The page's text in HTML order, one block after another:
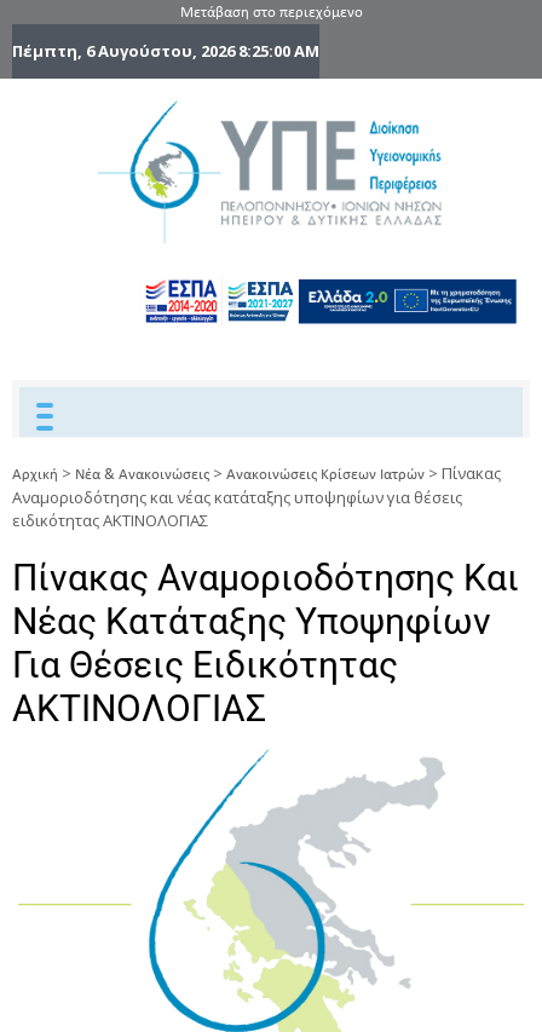
Μετάβαση στο περιεχόμενο
Πέμπτη, 6 Αυγούστου, 20268:25:01 AM
Ηπείρου
Δυτικής
Ελλάδας
Αρχική > Νέα & Ανακοινώσεις > Ανακοινώσεις Κρίσεων Ιατρών > Πίνακας
Αναμοριοδότησης και νέας κατάταξης υποψηφίων για θέσεις
ειδικότητας ΑΚΤΙΝΟΛΟΓΙΑΣ
Πίνακας Αναμοριοδότησης Και
Νέας Κατάταξης Υποψηφίων
Για Θέσεις Ειδικότητας
ΑΚΤΙΝΟΛΟΓΙΑΣ